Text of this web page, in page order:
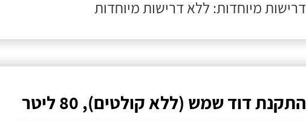
דרישות מיוחדות: ללא דרישות מיוחדות
התקנת דוד שמש (ללא קולטים), 80 ליטר